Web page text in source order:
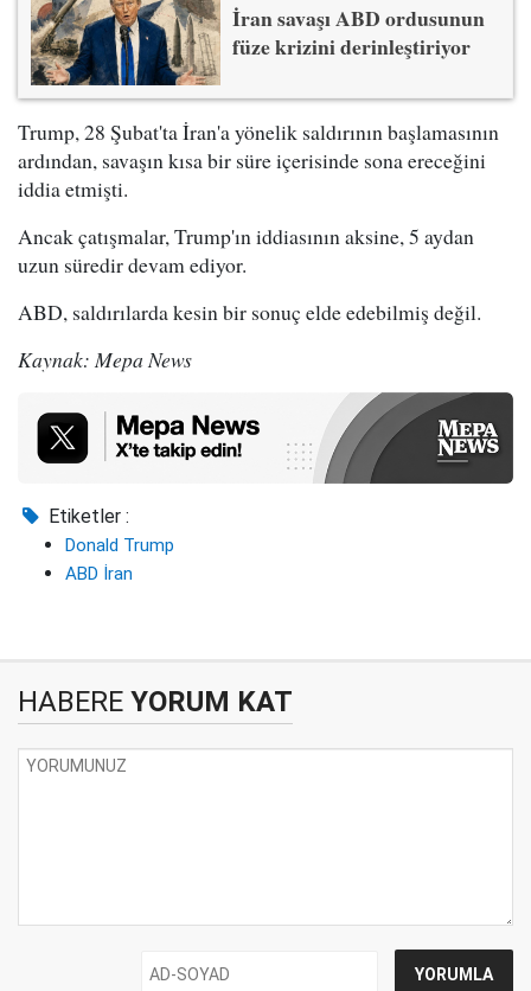
İran savaşı ABD ordusunun
füze krizini derinleştiriyor
Trump, 28 Şubat'ta İran'a yönelik saldırının başlamasının
ardından, savaşın kısa bir süre içerisinde sona ereceğini
iddia etmişti.
Ancak çatışmalar, Trump'ın iddiasının aksine, 5 aydan
uzun süredir devam ediyor.
ABD, saldırılarda kesin bir sonuç elde edebilmiş değil.
Kaynak: Mepa News
Etiketler :
Donald Trump
ABD İran
HABERE YORUM KAT